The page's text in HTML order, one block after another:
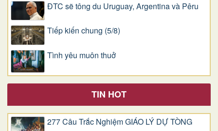
ĐTC sẽ tông du Uruguay, Argentina và Pêru
Tiếp kiến chung (5/8)
Tình yêu muôn thuở
TIN HOT
277 Câu Trắc Nghiệm GIÁO LÝ DỰ TÒNG